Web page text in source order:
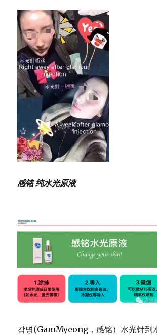
感铭 纯水光原液
감명(GamMyeong，感铭）水光针到